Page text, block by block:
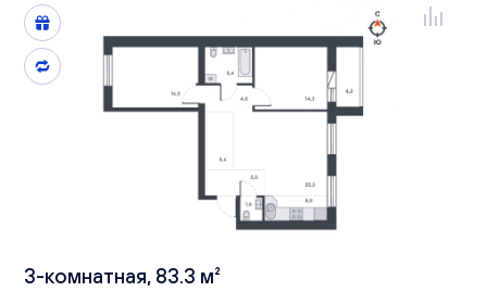
3-комнатная, 83.3 м²